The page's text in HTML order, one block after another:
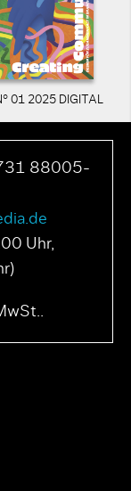
01 2025 DIGITAL
88005-
Uhr,